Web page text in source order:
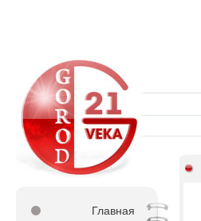
⚫
Главная